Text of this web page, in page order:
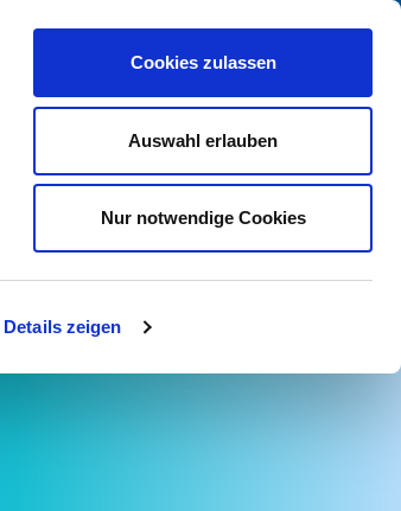
Details zeigen
Cookies zulassen
Auswahl erlauben
Nur notwendige Cookies
Leichte Sprache Kontrast
Suche
2010 bis 2020 Ab 2020